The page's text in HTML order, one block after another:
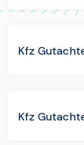
Kfz
Kfz